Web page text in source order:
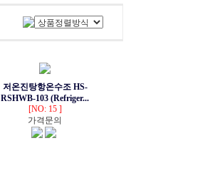
저온진탕항온수조 HS-
RSHWB-103 (Refriger...
[NO: 15 ]
가격문의